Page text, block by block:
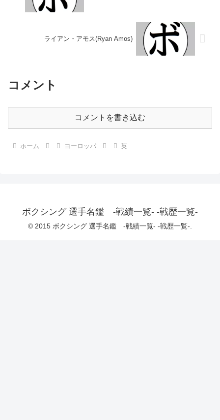
ライアン・アモス(Ryan Amos)
コメント
コメントを書き込む
ホーム ヨーロッパ 英
ボクシング 選手名鑑 -戦績一覧- -戦歴一覧-
© 2015 ボクシング 選手名鑑 -戦績一覧- -戦歴一覧-.